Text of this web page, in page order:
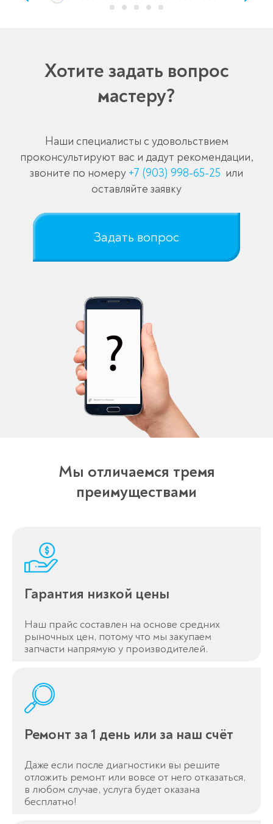
Хотите задать вопрос
мастеру?
Наши специалисты с удовольствием
проконсультируют вас и дадут рекомендации,
звоните по номеру +7 (903) 998-65-25 или
оставляйте заявку
Задать вопрос
Мы отличаемся тремя
преимуществами
Гарантия низкой цены
Наш прайс составлен на основе средних
рыночных цен, потому что мы закупаем
запчасти напрямую у производителей.
Ремонт за 1 день или за наш счёт
Даже если после диагностики вы решите
отложить ремонт или вовсе от него отказаться,
в любом случае, услуга будет оказана
бесплатно!